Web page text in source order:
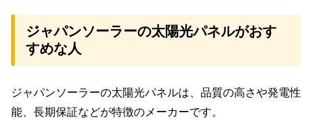
ジャパンソーラーの太陽光パネルがおす
すめな人
ジャパンソーラーの太陽光パネルは、品質の高さや発電性
能、長期保証などが特徴のメーカーです。